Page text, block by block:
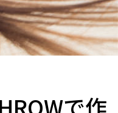
で作